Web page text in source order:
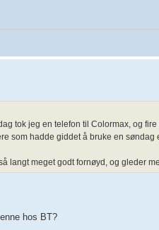
tok jeg en telefon til Colormax, og
som hadde giddet å bruke en søndag
langt meget godt fornøyd, og gleder
hos BT?